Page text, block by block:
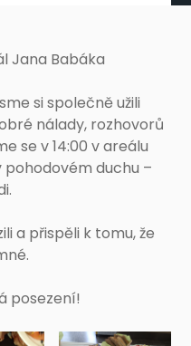
Jana Babáka
si společně užili
nálady, rozhovorů
se v 14:00 v areálu
pohodovém duchu –
a přispěli k tomu, že
posezení!